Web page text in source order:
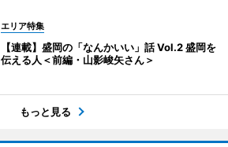
エリア特集
【連載】盛岡の「なんかいい」話 Vol.2 盛岡を
伝える人＜前編・山影峻矢さん＞
もっと見る